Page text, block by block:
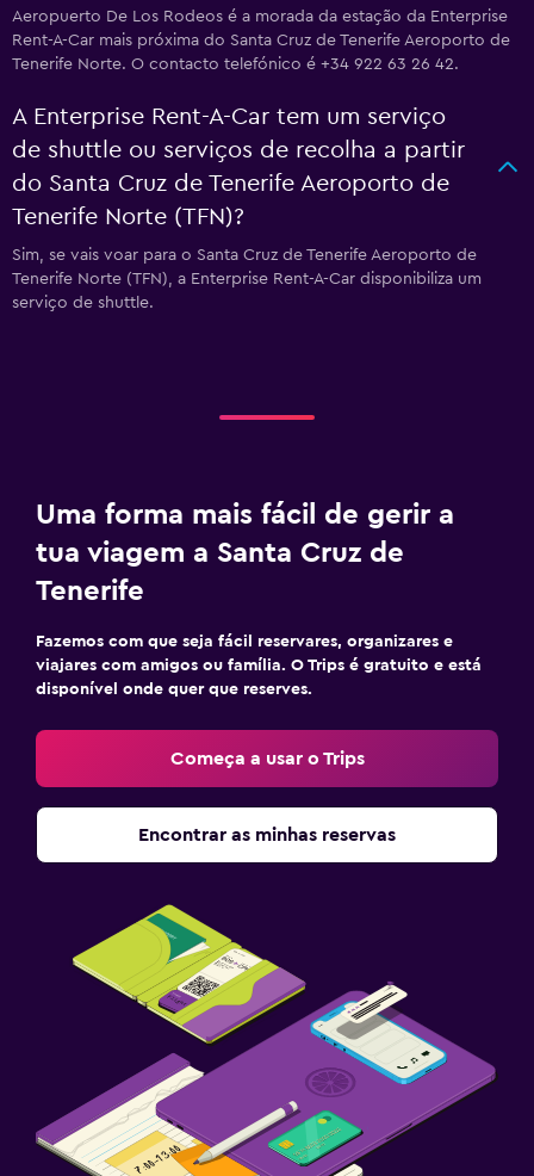
Aeropuerto De Los Rodeos é a morada da estação da Enterprise
Rent-A-Car mais próxima do Santa Cruz de Tenerife Aeroporto de
Tenerife Norte. O contacto telefónico é +34 922 63 26 42.
A Enterprise Rent-A-Car tem um serviço
de shuttle ou serviços de recolha a partir
do Santa Cruz de Tenerife Aeroporto de
Tenerife Norte (TFN)?
Sim, se vais voar para o Santa Cruz de Tenerife Aeroporto de
Tenerife Norte (TFN), a Enterprise Rent-A-Car disponibiliza um
serviço de shuttle.
Uma forma mais fácil de gerir a
tua viagem a Santa Cruz de
Tenerife
Fazemos com que seja fácil reservares, organizares e
viajares com amigos ou família. O Trips é gratuito e está
disponível onde quer que reserves.
Começa a usar o Trips
Encontrar as minhas reservas